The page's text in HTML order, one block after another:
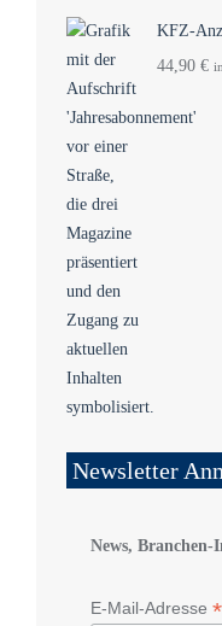
KFZ-
44,90 €
Newsletter
News, Branchen-
E-Mail-Adresse *